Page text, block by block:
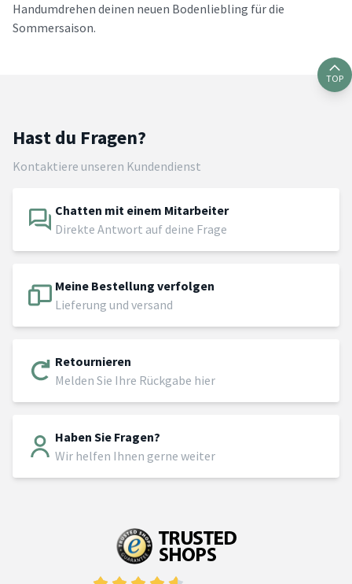
Handumdrehen deinen neuen Bodenliebling für die
Sommersaison.
TOP
Hast du Fragen?
Kontaktiere unseren Kundendienst
Chatten mit einem Mitarbeiter
Direkte Antwort auf deine Frage
Meine Bestellung verfolgen
Lieferung und versand
Retournieren
Melden Sie Ihre Rückgabe hier
Haben Sie Fragen?
Wir helfen Ihnen gerne weiter